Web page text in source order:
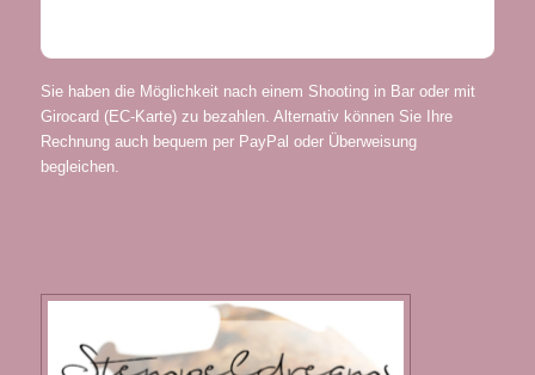
Sie haben die Möglichkeit nach einem Shooting in Bar oder mit
Girocard (EC-Karte) zu bezahlen. Alternativ können Sie Ihre
Rechnung auch bequem per PayPal oder Überweisung
begleichen.